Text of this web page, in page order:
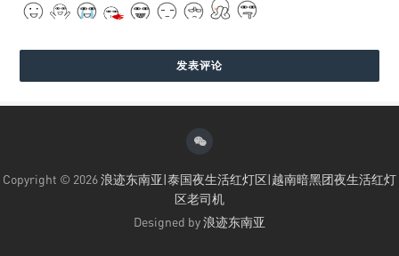
Copyright © 2026浪迹东南亚|泰国夜生活红灯区|越南暗黑团夜生活红灯
区老司机
Designed by浪迹东南亚